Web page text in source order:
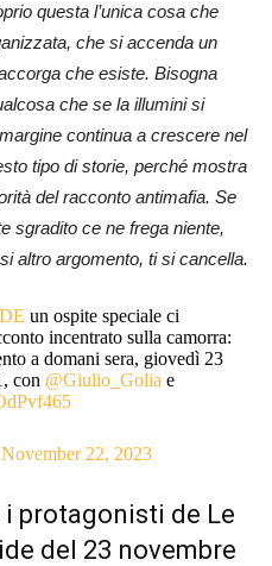
questa l’unica cosa che
che si accenda un
che esiste. Bisogna
che se la illumini si
continua a crescere nel
tipo di storie, perché mostra
del racconto antimafia. Se
sgradito ce ne frega niente,
altro argomento, ti si cancella.
un ospite speciale ci
incentrato sulla camorra:
a domani sera, giovedì 23
con @Giulio_Golia e
November 22, 2023
protagonisti de Le
del 23 novembre